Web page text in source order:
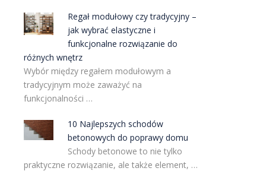
Regał modułowy czy tradycyjny –
jak wybrać elastyczne i
funkcjonalne rozwiązanie do
różnych wnętrz
Wybór między regałem modułowym a
tradycyjnym może zaważyć na
funkcjonalności …
10 Najlepszych schodów
betonowych do poprawy domu
Schody betonowe to nie tylko
praktyczne rozwiązanie, ale także element, …